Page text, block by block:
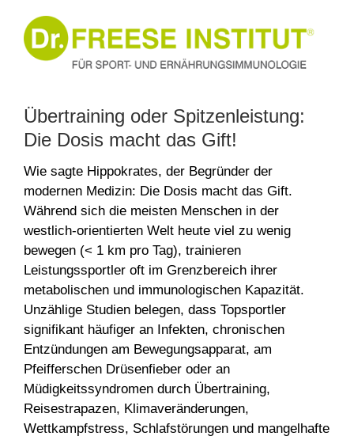
Inhalt
springen
Übertraining oder Spitzenleistung:
Die Dosis macht das Gift!
Wie sagte Hippokrates, der Begründer der
modernen Medizin: Die Dosis macht das Gift.
Während sich die meisten Menschen in der
westlich-orientierten Welt heute viel zu wenig
bewegen (< 1 km pro Tag), trainieren
Leistungssportler oft im Grenzbereich ihrer
metabolischen und immunologischen Kapazität.
Unzählige Studien belegen, dass Topsportler
signifikant häufiger an Infekten, chronischen
Entzündungen am Bewegungsapparat, am
Pfeifferschen Drüsenfieber oder an
Müdigkeitssyndromen durch Übertraining,
Reisestrapazen, Klimaveränderungen,
Wettkampfstress, Schlafstörungen und mangelhafte